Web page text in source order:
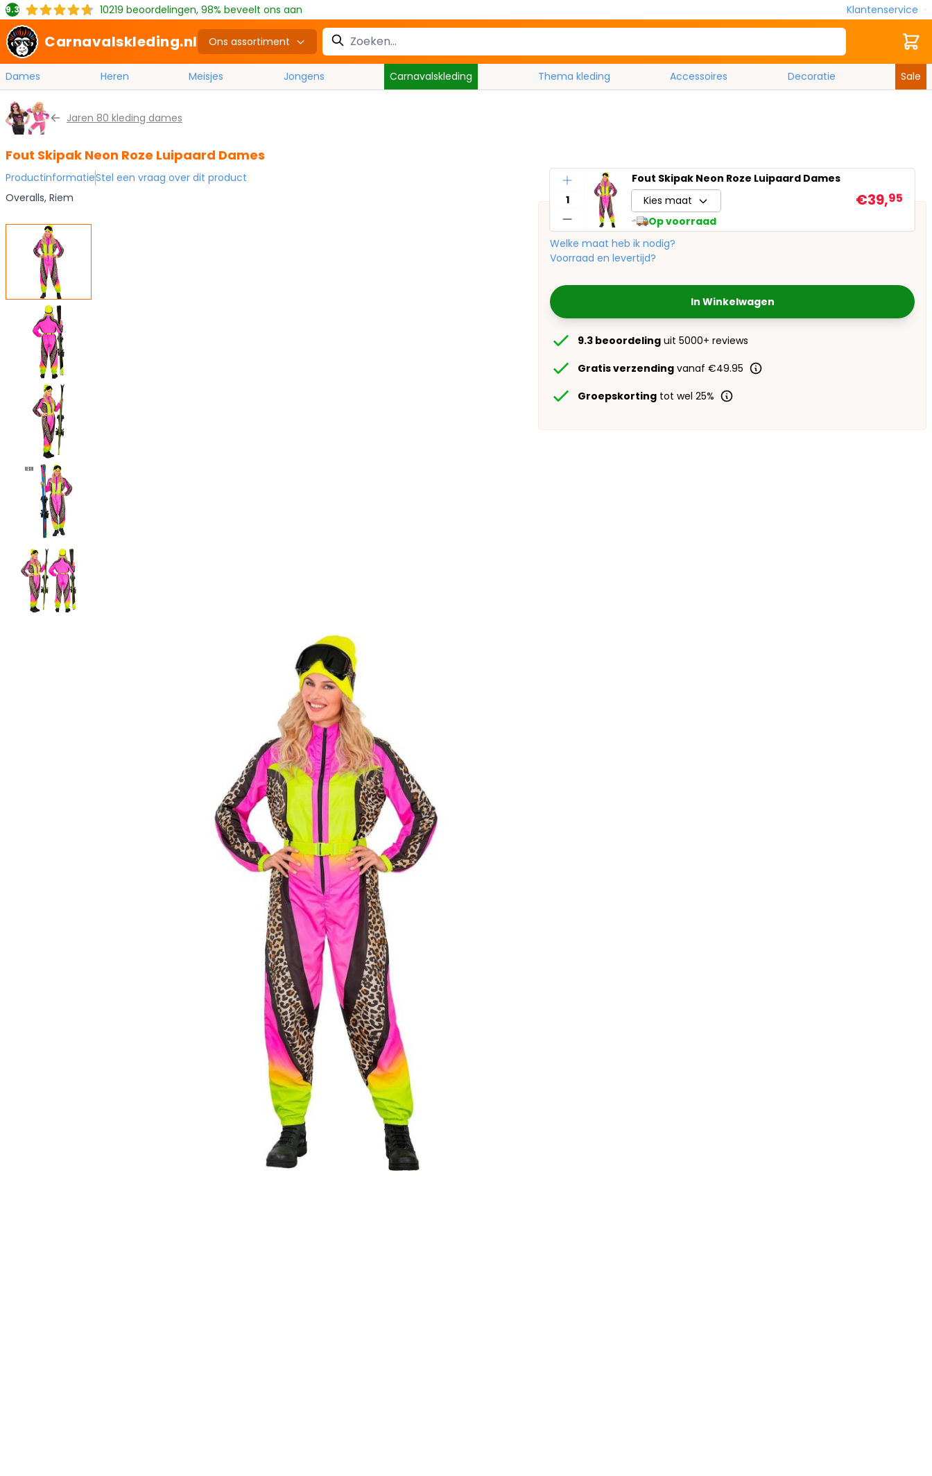
9.3 10219 beoordelingen, 98% beveelt ons aan Klantenservice
Carnavalskleding.nl Ons assortiment
Zoek Cart
Dames Heren Meisjes Jongens Carnavalskleding Thema kleding Accessoires Decoratie
Sale
Jaren 80 kleding dames
Fout Skipak Neon Roze Luipaard Dames
ProductinformatieStel een vraag over dit product
Overalls, Riem
Aantal
Fout Skipak Neon Roze Luipaard Dames
Kies maat
Op voorraad
€39,95
Welke maat heb ik nodig?
Voorraad en levertijd?
In Winkelwagen
9.3 beoordeling uit 5000+ reviews
Gratis verzending vanaf €49.95
Groepskorting tot wel 25%